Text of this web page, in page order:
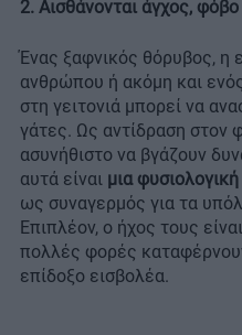
2. Αισθάνονται άγχος,
Ένας ξαφνικός θόρυβος, η
ανθρώπου ή ακόμη και
στη γειτονιά μπορεί να
γάτες. Ως αντίδραση στον
ασυνήθιστο να βγάζουν
αυτά είναι μια
ως συναγερμός για τα
Επιπλέον, ο ήχος τους
πολλές φορές
επίδοξο εισβολέα.